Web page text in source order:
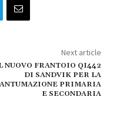
Next article
NUOVO FRANTOIO QI442
DI SANDVIK PER LA
PRIMARIA
E SECONDARIA